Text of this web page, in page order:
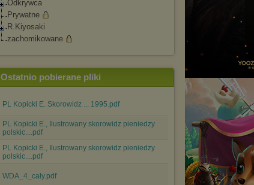
Odkrywca
Prywatne
R.Kiyosaki
zachomikowane
Ostatnio pobierane pliki
PL Kopicki E. Skorowidz ... 1995.pdf
PL Kopicki E., Ilustrowany skorowidz pieniedzy
polskic....pdf
PL Kopicki E., Ilustrowany skorowidz pieniedzy
polskic....pdf
WDA_4_cały.pdf